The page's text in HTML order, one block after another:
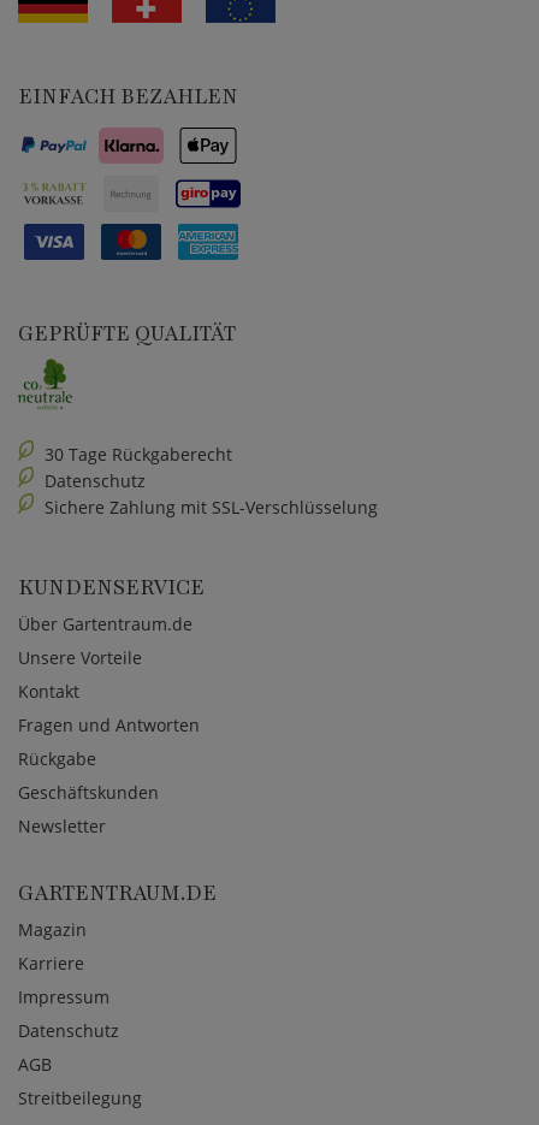
EINFACH BEZAHLEN
GEPRÜFTE QUALITÄT
30 Tage Rückgaberecht
Datenschutz
Sichere Zahlung mit SSL-Verschlüsselung
KUNDENSERVICE
Über Gartentraum.de
Unsere Vorteile
Kontakt
Fragen und Antworten
Rückgabe
Geschäftskunden
Newsletter
GARTENTRAUM.DE
Magazin
Karriere
Impressum
Datenschutz
AGB
Streitbeilegung